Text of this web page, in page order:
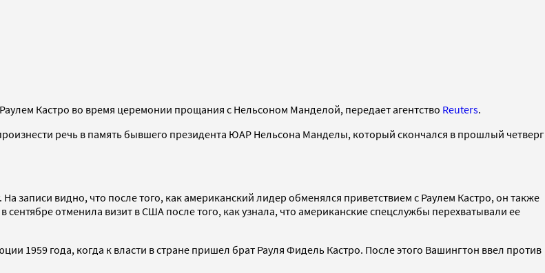
Кастро во время церемонии прощания с Нельсоном Манделой, передает агентство Reuters.
речь в память бывшего президента ЮАР Нельсона Манделы, который скончался в прошлый четверг
записи видно, что после того, как американский лидер обменялся приветствием с Раулем Кастро, он также
отменила визит в США после того, как узнала, что американские спецслужбы перехватывали ее
года, когда к власти в стране пришел брат Рауля Фидель Кастро. После этого Вашингтон ввел против